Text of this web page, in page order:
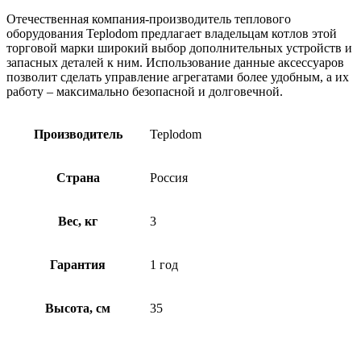
Отечественная компания-производитель теплового
оборудования Teplodom предлагает владельцам котлов этой
торговой марки широкий выбор дополнительных устройств и
запасных деталей к ним. Использование данные аксессуаров
позволит сделать управление агрегатами более удобным, а их
работу – максимально безопасной и долговечной.
Производитель Teplodom
Страна Россия
Вес, кг 3
Гарантия 1 год
Высота, см 35